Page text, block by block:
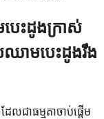
េះដូងក្រាស់
ាមបេះដូងរឹង
លជាធម្មតាចាប់ផ្តើម